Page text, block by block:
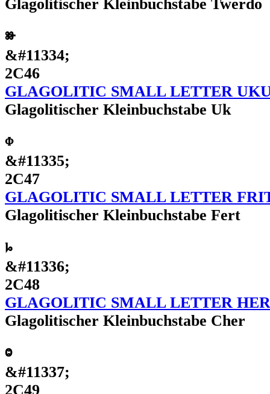
Glagolitischer Kleinbuchstabe Twerdo
ⱆ
&#11334;
2C46
GLAGOLITIC SMALL LETTER
Glagolitischer Kleinbuchstabe Uk
ⱇ
&#11335;
2C47
GLAGOLITIC SMALL LETTER
Glagolitischer Kleinbuchstabe Fert
ⱈ
&#11336;
2C48
GLAGOLITIC SMALL LETTER
Glagolitischer Kleinbuchstabe Cher
ⱉ
&#11337;
2C49